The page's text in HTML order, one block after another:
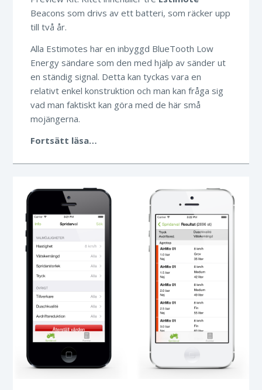
Beacons som drivs av ett batteri, som räcker upp
till två år.
Alla Estimotes har en inbyggd BlueTooth Low
Energy sändare som den med hjälp av sänder ut
en ständig signal. Detta kan tyckas vara en
relativt enkel konstruktion och man kan fråga sig
vad man faktiskt kan göra med de här små
mojängerna.
Fortsätt läsa…